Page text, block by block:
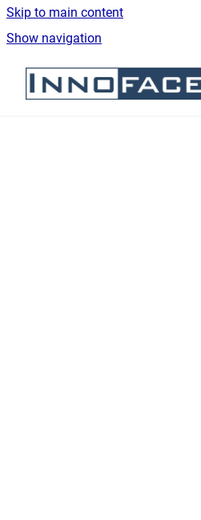
Skip to main content
Show navigation